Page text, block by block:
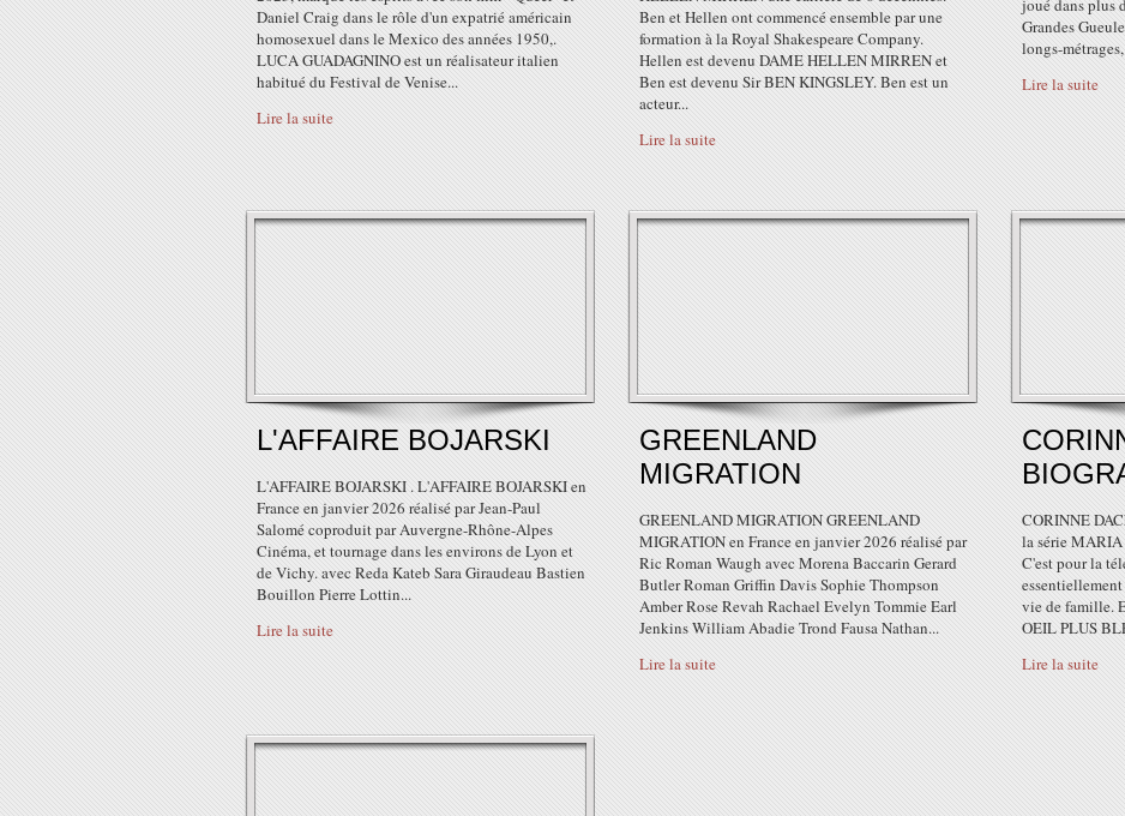
Daniel Craig dans le rôle d'un expatrié américain
homosexuel dans le Mexico des années 1950,.
LUCA GUADAGNINO est un réalisateur italien
habitué du Festival de Venise...
Lire la suite
Ben et Hellen ont commencé ensemble par une
formation à la Royal Shakespeare Company.
Hellen est devenu DAME HELLEN MIRREN et
Ben est devenu Sir BEN KINGSLEY. Ben est un
acteur...
Lire la suite
joué dans plus
Grandes
longs-
Lire la suite
L'AFFAIRE BOJARSKI
L'AFFAIRE BOJARSKI . L'AFFAIRE BOJARSKI en
France en janvier 2026 réalisé par Jean-Paul
Salomé coproduit par Auvergne-Rhône-Alpes
Cinéma, et tournage dans les environs de Lyon et
de Vichy. avec Reda Kateb Sara Giraudeau Bastien
Bouillon Pierre Lottin...
Lire la suite
GREENLAND
MIGRATION
GREENLAND MIGRATION GREENLAND
MIGRATION en France en janvier 2026 réalisé par
Ric Roman Waugh avec Morena Baccarin Gerard
Butler Roman Griffin Davis Sophie Thompson
Amber Rose Revah Rachael Evelyn Tommie Earl
Jenkins William Abadie Trond Fausa Nathan...
Lire la suite
CORINNE
la série
C'est pour la
vie de famille.
OEIL PLUS
Lire la suite